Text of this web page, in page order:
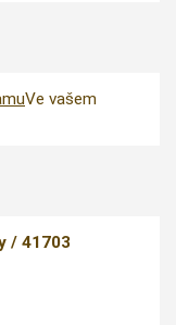
Ve vašem
/ 41703